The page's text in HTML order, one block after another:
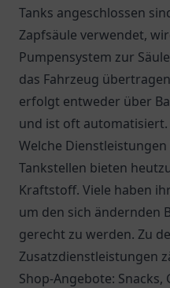
Tanks angeschlossen
Zapfsäule verwendet,
Pumpensystem zur
das Fahrzeug
erfolgt entweder über
und ist oft automatisiert.
Welche
Tankstellen bieten
Kraftstoff. Viele haben
um den sich ändernden
gerecht zu werden. Zu
Zusatzdienstleistungen
Shop-Angebote: